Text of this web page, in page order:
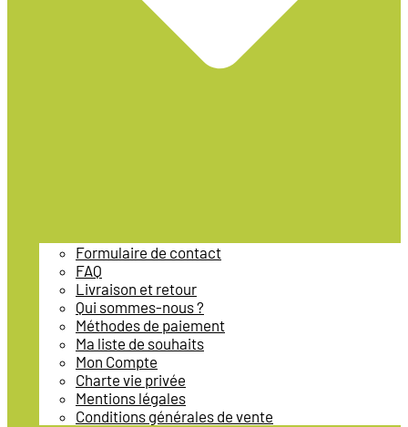
Formulaire de contact
FAQ
Livraison et retour
Qui sommes-nous ?
Méthodes de paiement
Ma liste de souhaits
Mon Compte
Charte vie privée
Mentions légales
Conditions générales de vente